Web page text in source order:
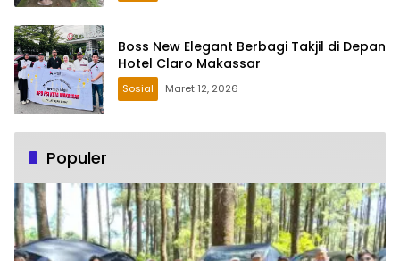
Boss New Elegant Berbagi Takjil di Depan
Hotel Claro Makassar
Sosial Maret 12, 2026
Populer